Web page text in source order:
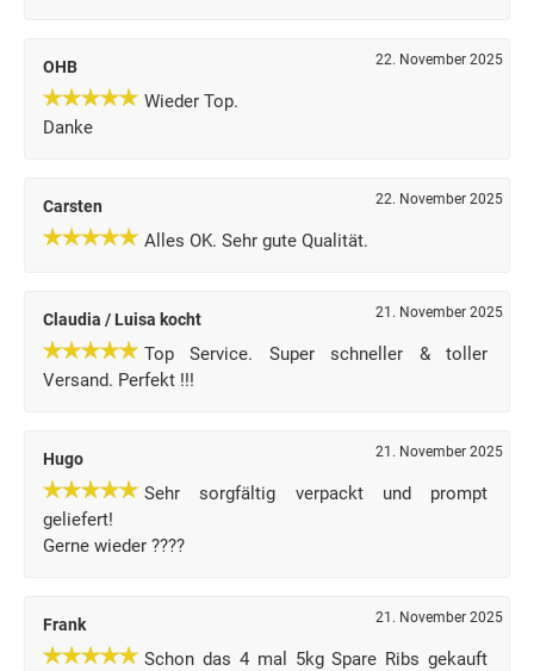
OHB 22. November 2025
Wieder Top.
Danke
Carsten 22. November 2025
Alles OK. Sehr gute Qualität.
Claudia / Luisa kocht 21. November 2025
Top Service. Super schneller & toller
Versand. Perfekt !!!
Hugo 21. November 2025
Sehr sorgfältig verpackt und prompt
geliefert!
Gerne wieder ????
Frank 21. November 2025
Schon das 4 mal 5kg Spare Ribs gekauft